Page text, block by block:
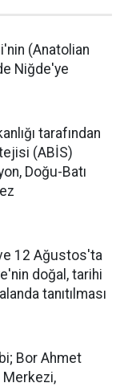
(Anatolian
Niğde'ye
tarafından
(ABİS)
Doğu-Batı
12 Ağustos'ta
doğal, tarihi
tanıtılması
Bor Ahmet
Merkezi,